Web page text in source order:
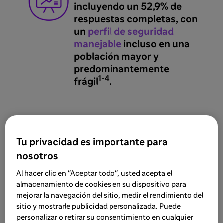
incluyendo un 52,9% de
respuestas completas, con
un perfil de seguridad
manejable incluso en una
población mayor y
predominantemente
frágil 1-4.
Resultados en vida real con
IsaKd en Canarias
Tu privacidad es importante para
nosotros
Al hacer clic en "Aceptar todo", usted acepta el
almacenamiento de cookies en su dispositivo para
mejorar la navegación del sitio, medir el rendimiento del
sitio y mostrarle publicidad personalizada. Puede
personalizar o retirar su consentimiento en cualquier